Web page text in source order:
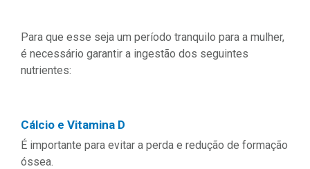
Para que esse seja um período tranquilo para a mulher,
é necessário garantir a ingestão dos seguintes
nutrientes:
Cálcio e Vitamina D
É importante para evitar a perda e redução de formação
óssea.